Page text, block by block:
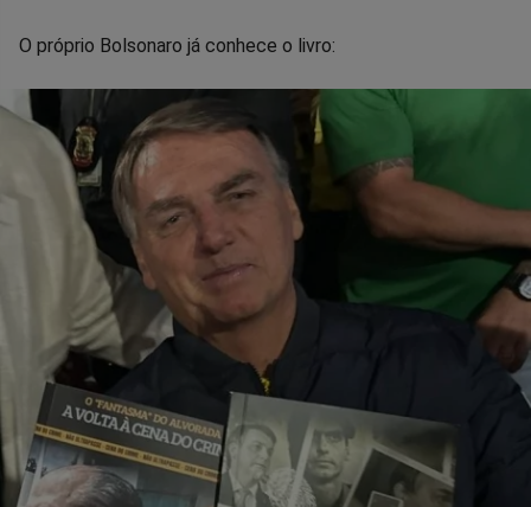
O próprio Bolsonaro já conhece o livro: